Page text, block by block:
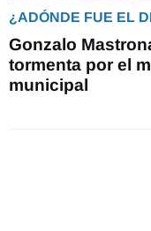
¿ADÓNDE FUE EL
Gonzalo
tormenta por el
municipal